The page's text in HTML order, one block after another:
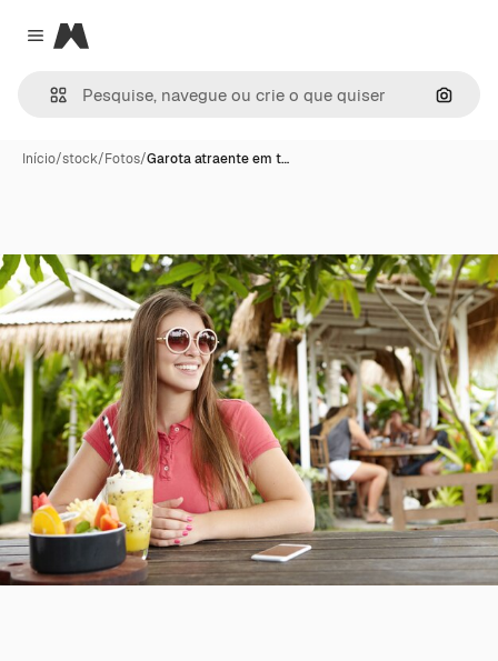
Close menu
Magnific
Início/stock/Fotos/Garota atraente em t…